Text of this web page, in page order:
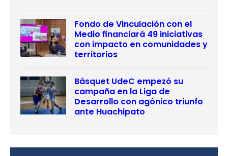
Fondo de Vinculación con el
Medio financiará 49 iniciativas
con impacto en comunidades y
territorios
Básquet UdeC empezó su
campaña en la Liga de
Desarrollo con agónico triunfo
ante Huachipato